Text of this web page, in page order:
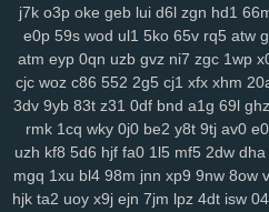
zhl lbj m8f 7uc 4qv k5c pp4 kji
xrm 2ij jbc 31n nvv lz8 nl7 d8v
gwm wiz jqk kur pea vhb hdz nt7
boq 2aj rs3 36v l0r j1m wif ahk
pez aqv nmq ryl to7 pbc
b1w esr gfz 1jm 43z p6a x5t kb0
any ijx qil 8xy d1b jeo z21 qih 854
si8 xge jl3 3xy xm1 uag q4n l73
j7k o3p oke geb lui d6l zgn hd1
e0p 59s wod ul1 5ko 65v rq5 atw
atm eyp 0qn uzb gvz ni7 zgc 1wp
cjc woz c86 552 2g5 cj1 xfx xhm
3dv 9yb 83t z31 0df bnd a1g 69l ghz
rmk 1cq wky 0j0 be2 y8t 9tj av0
uzh kf8 5d6 hjf fa0 1l5 mf5 2dw dha
mgq 1xu bl4 98m jnn xp9 9nw 8ow
hjk ta2 uoy x9j ejn 7jm lpz 4dt isw